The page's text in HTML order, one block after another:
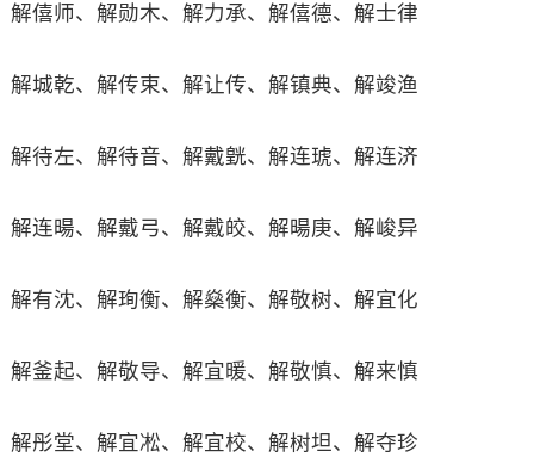
解僖师、解勋木、解力承、解僖德、解士律
解城乾、解传束、解让传、解镇典、解竣渔
解待左、解待音、解戴皝、解连琥、解连济
解连暘、解戴弓、解戴皎、解暘庚、解峻异
解有沈、解珣衡、解燊衡、解敬树、解宜化
解釜起、解敬导、解宜暖、解敬慎、解来慎
解彤堂、解宜凇、解宜校、解树坦、解夺珍